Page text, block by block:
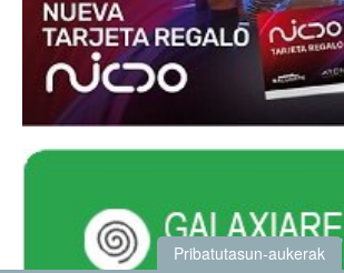
Pribatutasun-aukerak